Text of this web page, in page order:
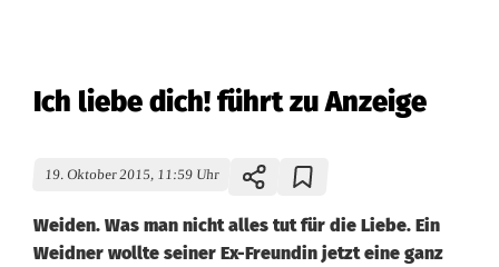
Ich liebe dich! führt zu Anzeige
19. Oktober 2015, 11:59 Uhr
Weiden. Was man nicht alles tut für die Liebe. Ein
Weidner wollte seiner Ex-Freundin jetzt eine ganz